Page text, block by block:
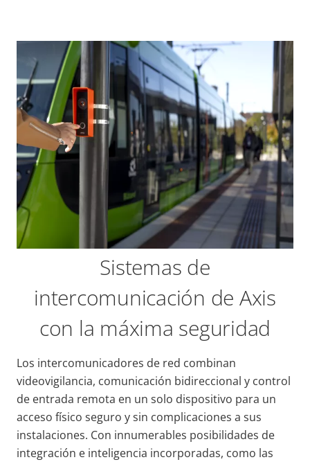
Sistemas de
intercomunicación de Axis
con la máxima seguridad
Los intercomunicadores de red combinan
videovigilancia, comunicación bidireccional y control
de entrada remota en un solo dispositivo para un
acceso físico seguro y sin complicaciones a sus
instalaciones. Con innumerables posibilidades de
integración e inteligencia incorporadas, como las